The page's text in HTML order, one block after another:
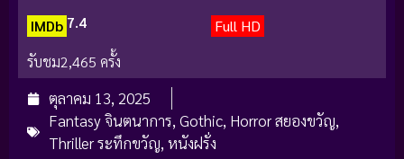
IMDb 7.4
Full HD
รับชม2,465 ครั้ง
ตุลาคม 13, 2025
Fantasy จินตนาการ, Gothic, Horror สยองขวัญ,
Thriller ระทึกขวัญ, หนังฝรั่ง